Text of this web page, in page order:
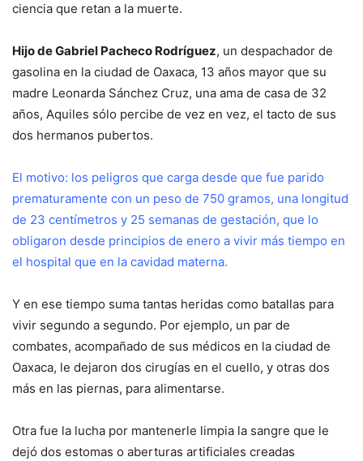
ciencia que retan a la muerte.
Hijo de Gabriel Pacheco Rodríguez, un despachador de
gasolina en la ciudad de Oaxaca, 13 años mayor que su
madre Leonarda Sánchez Cruz, una ama de casa de 32
años, Aquiles sólo percibe de vez en vez, el tacto de sus
dos hermanos pubertos.
El motivo: los peligros que carga desde que fue parido
prematuramente con un peso de 750 gramos, una longitud
de 23 centímetros y 25 semanas de gestación, que lo
obligaron desde principios de enero a vivir más tiempo en
el hospital que en la cavidad materna.
Y en ese tiempo suma tantas heridas como batallas para
vivir segundo a segundo. Por ejemplo, un par de
combates, acompañado de sus médicos en la ciudad de
Oaxaca, le dejaron dos cirugías en el cuello, y otras dos
más en las piernas, para alimentarse.
Otra fue la lucha por mantenerle limpia la sangre que le
dejó dos estomas o aberturas artificiales creadas